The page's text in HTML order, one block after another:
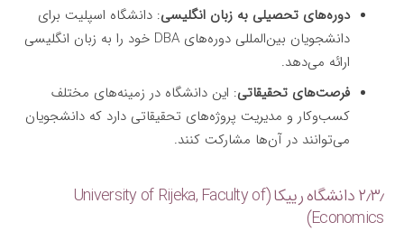
دوره‌های تحصیلی به زبان انگلیسی: دانشگاه اسپلیت برای
دانشجویان بین‌المللی دوره‌های DBA خود را به زبان انگلیسی
ارائه می‌دهد.
فرصت‌های تحقیقاتی: این دانشگاه در زمینه‌های مختلف
کسب‌وکار و مدیریت پروژه‌های تحقیقاتی دارد که دانشجویان
می‌توانند در آن‌ها مشارکت کنند.
۲٫۳٫ دانشگاه رییکا (University of Rijeka, Faculty of
Economics)